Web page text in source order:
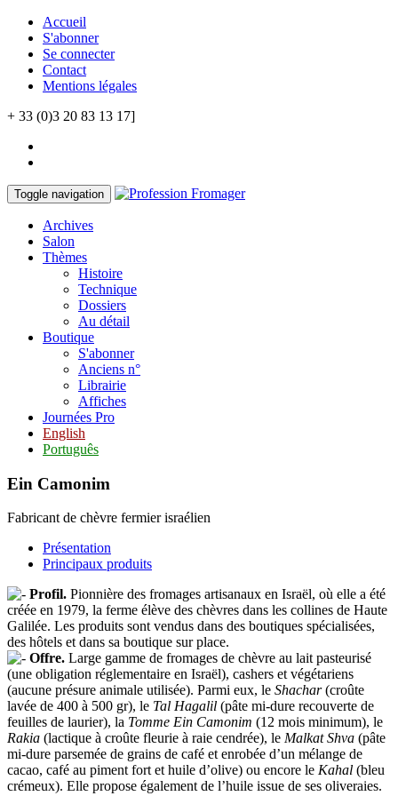
Accueil
S'abonner
Se connecter
Contact
Mentions légales
+ 33 (0)3 20 83 13 17]
Toggle navigation
Archives
Salon
Thèmes
Histoire
Technique
Dossiers
Au détail
Boutique
S'abonner
Anciens n°
Librairie
Affiches
Journées Pro
English
Português
Ein Camonim
Fabricant de chèvre fermier israélien
Présentation
Principaux produits
Profil. Pionnière des fromages artisanaux en Israël, où elle a été
créée en 1979, la ferme élève des chèvres dans les collines de Haute
Galilée. Les produits sont vendus dans des boutiques spécialisées,
des hôtels et dans sa boutique sur place.
Offre. Large gamme de fromages de chèvre au lait pasteurisé
(une obligation réglementaire en Israël), cashers et végétariens
(aucune présure animale utilisée). Parmi eux, le Shachar(croûte
lavée de 400 à 500 gr), le Tal Hagalil (pâte mi-dure recouverte de
feuilles de laurier), la Tomme Ein Camonim (12 mois minimum), le
Rakia (lactique à croûte fleurie à raie cendrée), le Malkat Shva (pâte
mi-dure parsemée de grains de café et enrobée d’un mélange de
cacao, café au piment fort et huile d’olive) ou encore le Kahal (bleu
crémeux). Elle propose également de l’huile issue de ses oliveraies.